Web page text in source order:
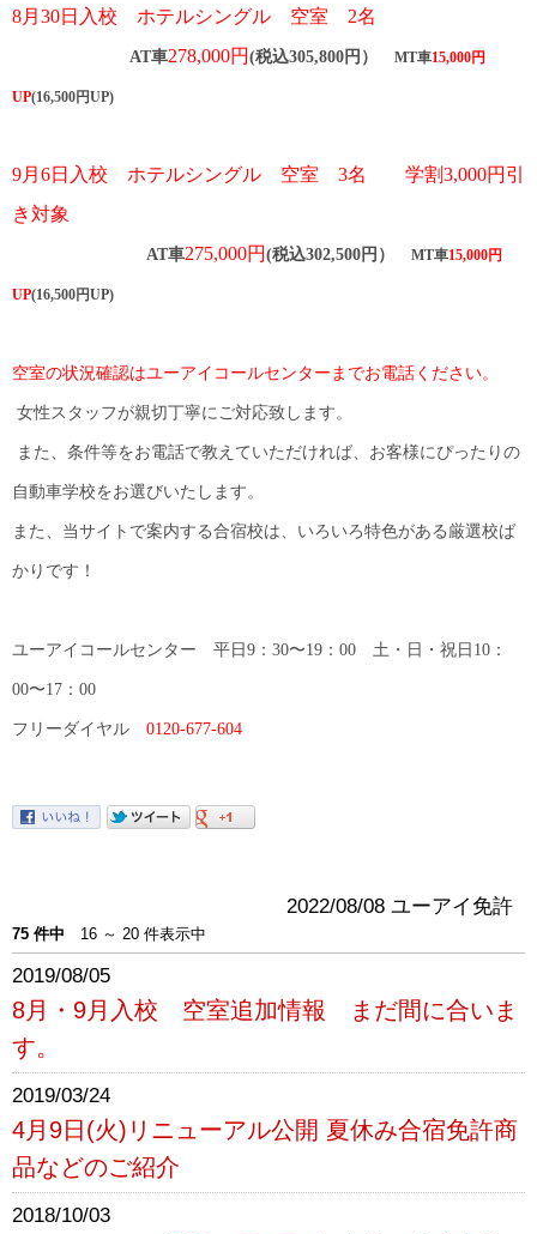
8月30日入校 ホテルシングル 空室 2名
AT車278,000円 (税込305,800円） MT車15,000円
UP(16,500円UP)
9月6日入校 ホテルシングル 空室 3名
学割3,000円引
き対象
AT車275,000円 (税込302,500円） MT車15,000円
UP(16,500円UP)
空室の状況確認はユーアイコールセンターまでお電話ください。
女性スタッフが親切丁寧にご対応致します。
また、条件等をお電話で教えていただければ、お客様にぴったりの
自動車学校をお選びいたします。
また、当サイトで案内する合宿校は、いろいろ特色がある厳選校ば
かりです！
ユーアイコールセンター 平日9：30〜19：00 土・日・祝日10：
00〜17：00
フリーダイヤル 0120-677-604
2022/08/08 ユーアイ免許
75 件中 16 ～ 20 件表示中
2019/08/05
8月・9月入校 空室追加情報 まだ間に合いま
す。
2019/03/24
4月9日(火)リニューアル公開 夏休み合宿免許商
品などのご紹介
2018/10/03